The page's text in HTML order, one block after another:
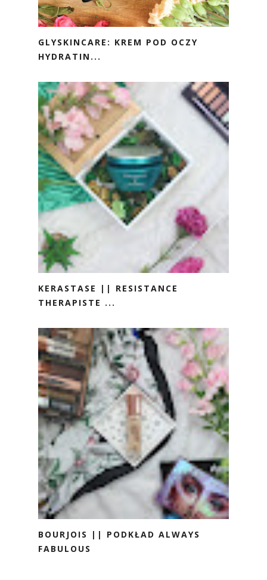
GLYSKINCARE: KREM POD OCZY
HYDRATIN...
KERASTASE || RESISTANCE
THERAPISTE ...
BOURJOIS || PODKŁAD ALWAYS
FABULOUS